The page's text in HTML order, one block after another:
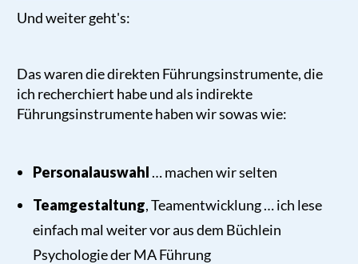
Und weiter geht's:
Das waren die direkten Führungsinstrumente, die
ich recherchiert habe und als indirekte
Führungsinstrumente haben wir sowas wie:
Personalauswahl … machen wir selten
Teamgestaltung, Teamentwicklung … ich lese
einfach mal weiter vor aus dem Büchlein
Psychologie der MA Führung